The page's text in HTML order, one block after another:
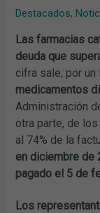
Destacados,
Las farmacias
deuda que
cifra sale, por un
medicamentos
Administración
otra parte, de los
al 74% de la
en diciembre de
pagado el 5 de
Los